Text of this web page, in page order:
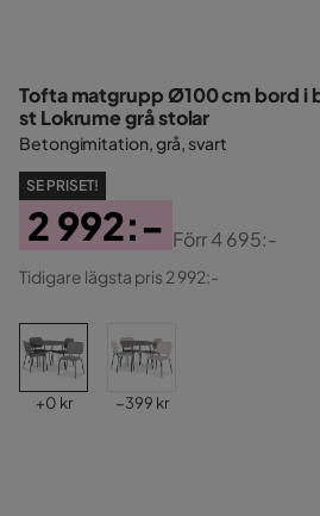
Tofta matgrupp Ø100 cm bord i
st Lokrume grå stolar
Betongimitation, grå, svart
SE PRISET!
Pris
2 992:-
Original
Pris
Förr4 695:-
Tidigare lägsta pris 2 992:-
Pris
+0 kr Pris
−399 kr